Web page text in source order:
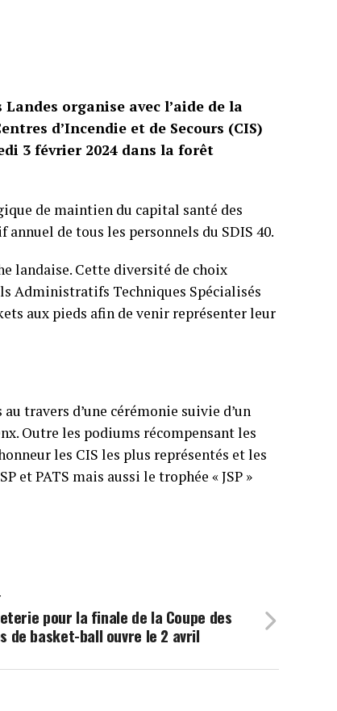
organise avec l’aide de la
d’Incendie et de Secours (CIS)
3 février 2024 dans la forêt
de maintien du capital santé des
de tous les personnels du SDIS 40.
landaise. Cette diversité de choix
Administratifs Techniques Spécialisés
aux pieds afin de venir représenter leur
travers d’une cérémonie suivie d’un
Outre les podiums récompensant les
les CIS les plus représentés et les
et PATS mais aussi le trophée « JSP »
pour la finale de la Coupe des
de basket-ball ouvre le 2 avril